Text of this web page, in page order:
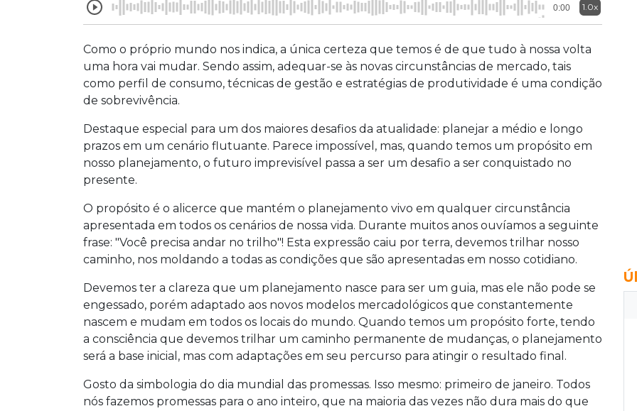
0:00 1.0x
Como o próprio mundo nos indica, a única certeza que temos é de que tudo à nossa volta
uma hora vai mudar. Sendo assim, adequar-se às novas circunstâncias de mercado, tais
como perfil de consumo, técnicas de gestão e estratégias de produtividade é uma condição
de sobrevivência.
Destaque especial para um dos maiores desafios da atualidade: planejar a médio e longo
prazos em um cenário flutuante. Parece impossível, mas, quando temos um propósito em
nosso planejamento, o futuro imprevisível passa a ser um desafio a ser conquistado no
presente.
O propósito é o alicerce que mantém o planejamento vivo em qualquer circunstância
apresentada em todos os cenários de nossa vida. Durante muitos anos ouvíamos a seguinte
frase: "Você precisa andar no trilho"! Esta expressão caiu por terra, devemos trilhar nosso
caminho, nos moldando a todas as condições que são apresentadas em nosso cotidiano.
Devemos ter a clareza que um planejamento nasce para ser um guia, mas ele não pode se
engessado, porém adaptado aos novos modelos mercadológicos que constantemente
nascem e mudam em todos os locais do mundo. Quando temos um propósito forte, tendo
a consciência que devemos trilhar um caminho permanente de mudanças, o planejamento
será a base inicial, mas com adaptações em seu percurso para atingir o resultado final.
Gosto da simbologia do dia mundial das promessas. Isso mesmo: primeiro de janeiro. Todos
nós fazemos promessas para o ano inteiro, que na maioria das vezes não dura mais do que